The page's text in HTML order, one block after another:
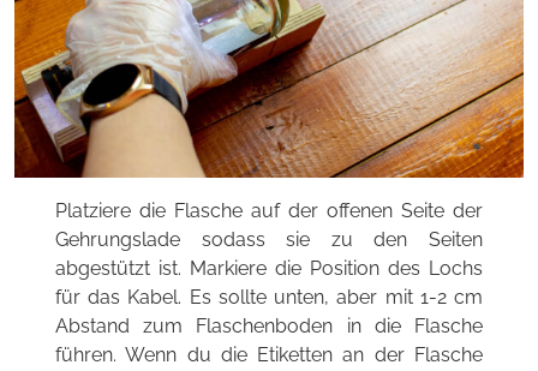
Platziere die Flasche auf der offenen Seite der
Gehrungslade sodass sie zu den Seiten
abgestützt ist. Markiere die Position des Lochs
für das Kabel. Es sollte unten, aber mit 1-2 cm
Abstand zum Flaschenboden in die Flasche
führen. Wenn du die Etiketten an der Flasche